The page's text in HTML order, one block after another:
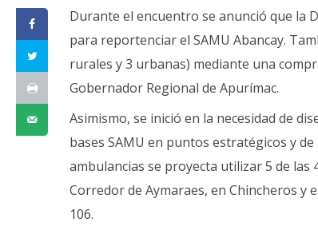
Durante el encuentro se anunció que la
para reportenciar el SAMU Abancay.
rurales y 3 urbanas) mediante una
Gobernador Regional de Apurímac.
Asimismo, se inició en la necesidad de
bases SAMU en puntos estratégicos y
ambulancias se proyecta utilizar 5 de las
Corredor de Aymaraes, en Chincheros y
106.